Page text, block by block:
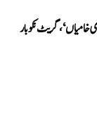
گریٹ نکوبار